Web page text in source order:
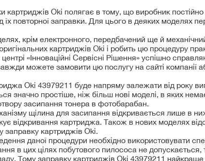
картриджів Oki полягає в тому, що виробник
їх повторної заправки. Для цього в деяких моделях
крім електронного, передбачений ще й
картриджів Oki і робить цю процедуру
«Інноваційні Сервісні Рішення» успішно
можете замовити цю послугу на сайті компанії
Oki 43979211 буде напряму залежати від року
значно простіше, ніж більш нові моделі, в яких
засипання тонера в фотобарабан.
щілина для засипання відкривається лише в
відкривання картриджа. Також в нових моделях
заправку картриджів Oki.
даної процедури необхідно використовувати
в цих цілях побутового пилососа не
Тому заправку картриджів Oki 43979211